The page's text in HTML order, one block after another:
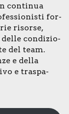
con­ti­nua
for­
risor­se,
del­le con­di­zio­
del team.
e del­la
e tra­spa­